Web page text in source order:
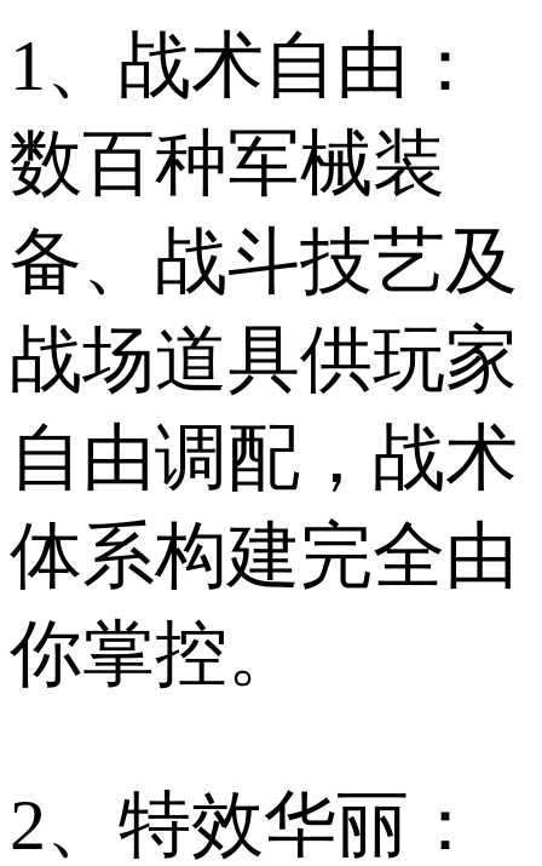
1、战术自由：
数百种军械装
备、战斗技艺及
战场道具供玩家
自由调配，战术
体系构建完全由
你掌控。
2、特效华丽：